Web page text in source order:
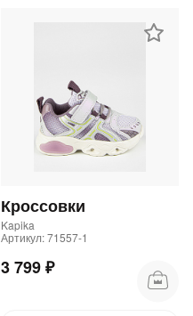
Кроссовки
Kapika
Артикул: 71557-1
3 799 ₽